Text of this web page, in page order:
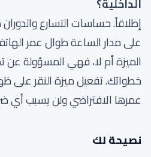
إطلاقاً. حساسات التسارع
على مدار الساعة طوال عمر
الميزة أم لا، فهي المسؤولة عن
خطواتك. تفعيل ميزة النقر على
عمرها الافتراضي ولن يسبب أي
نصيحة لك